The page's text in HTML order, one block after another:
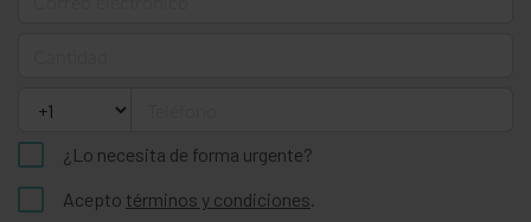
¿Lo necesita de forma urgente?
Acepto términos y condiciones.